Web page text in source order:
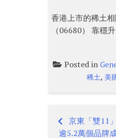
香港上市的稀土
（06680） 靠穩升
Posted in
稀土, 美
Post
京東「雙11」
逾5.2萬個品牌